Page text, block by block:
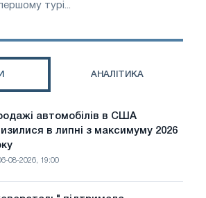
турі...
АНАЛІТИКА
автомобілів в США
в липні з максимуму 2026
08-2026, 19:00